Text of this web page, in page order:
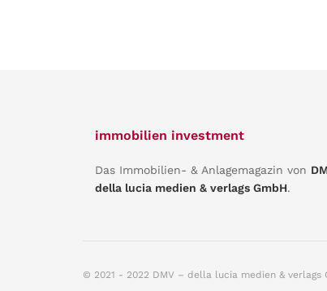
immobilien investment
Das Immobilien- & Anlagemagazin von
della lucia medien & verlags GmbH.
© 2021 - 2022 DMV – della lucia medien & verlags